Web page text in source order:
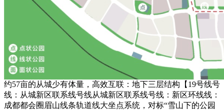
约57亩的从城少有体量，高效互联：地下三层结构【19号线号
线：从城新区联系线号线从城新区联系线号线：新区环线线：
成都都会圈眉山线条轨道线大坐点系统，对标“雪山下的公园